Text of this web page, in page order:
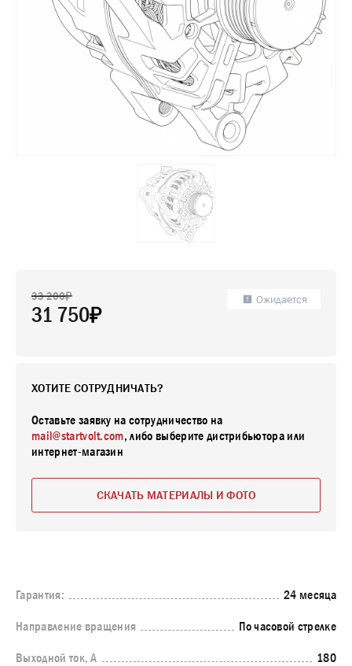
Гарантия:
24 месяца
Направление вращения
По часовой стрелке
Выходной ток, А
180
33 200
31 750
Ожидается
ХОТИТЕ СОТРУДНИЧАТЬ?
Оставьте заявку на сотрудничество на
mail@startvolt.com, либо выберите дистрибьютора или
интернет-магазин
СКАЧАТЬ МАТЕРИАЛЫ И ФОТО